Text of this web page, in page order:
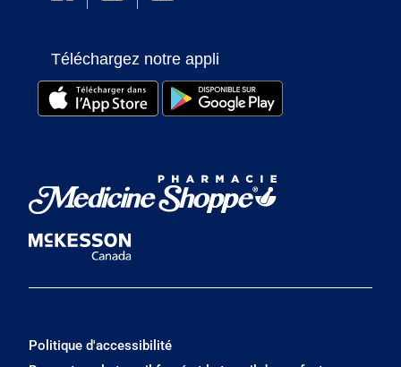
Téléchargez notre appli
Politique d'accessibilité